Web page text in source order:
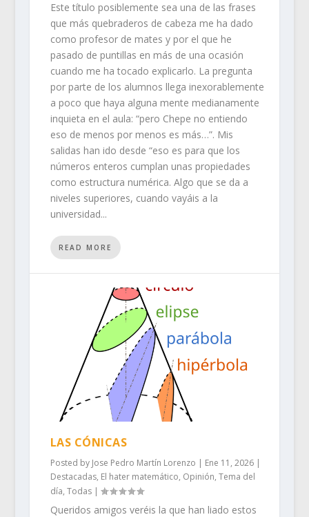
Este título posiblemente sea una de las frases
que más quebraderos de cabeza me ha dado
como profesor de mates y por el que he
pasado de puntillas en más de una ocasión
cuando me ha tocado explicarlo. La pregunta
por parte de los alumnos llega inexorablemente
a poco que haya alguna mente medianamente
inquieta en el aula: “pero Chepe no entiendo
eso de menos por menos es más…”. Mis
salidas han ido desde “eso es para que los
números enteros cumplan unas propiedades
como estructura numérica. Algo que se da a
niveles superiores, cuando vayáis a la
universidad...
READ MORE
LAS CÓNICAS
Posted by Jose Pedro Martín Lorenzo | Ene 11, 2026|
Destacadas, El hater matemático, Opinión, Tema del
día, Todas|
Queridos amigos veréis la que han liado estos